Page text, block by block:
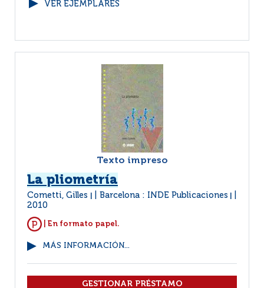
VER EJEMPLARES
Texto impreso
La pliometría
Cometti, Gilles Barcelona : INDE Publicaciones
2010
| En formato papel.
MÁS INFORMACIÓN...